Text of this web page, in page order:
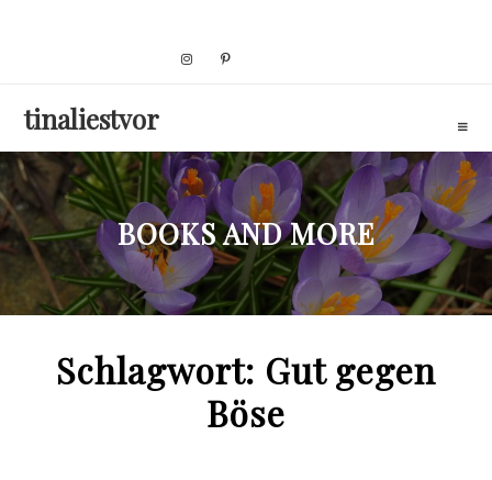
tinaliestvor
BOOKS AND MORE
Schlagwort: Gut gegen
Böse